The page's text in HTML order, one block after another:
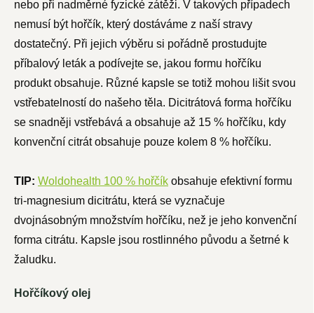
nebo při nadměrné fyzické zátěži. V takových případech
nemusí být hořčík, který dostáváme z naší stravy
dostatečný. Při jejich výběru si pořádně prostudujte
příbalový leták a podívejte se, jakou formu hořčíku
produkt obsahuje. Různé kapsle se totiž mohou lišit svou
vstřebatelností do našeho těla. Dicitrátová forma hořčíku
se snadněji vstřebává a obsahuje až 15 % hořčíku, kdy
konvenční citrát obsahuje pouze kolem 8 % hořčíku.
TIP: Woldohealth 100 % hořčík obsahuje efektivní formu
tri-magnesium dicitrátu, která se vyznačuje
dvojnásobným množstvím hořčíku, než je jeho konvenční
forma citrátu. Kapsle jsou rostlinného původu a šetrné k
žaludku.
Hořčíkový olej